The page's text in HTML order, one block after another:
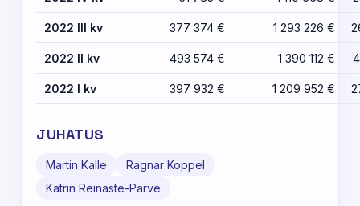
2022 III kv 377 374 € 1 293 226 €
2022 II kv 493 574 € 1 390 112 €
2022 I kv 397 932 € 1 209 952 €
JUHATUS
Martin Kalle
Ragnar Koppel
Katrin Reinaste-Parve